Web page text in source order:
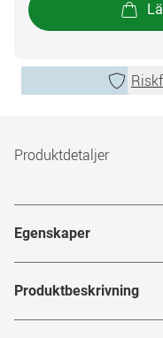
Produktdetaljer
Egenskaper
46 % vätskehalt
14,2mm linsdiameter
Produktbeskrivning